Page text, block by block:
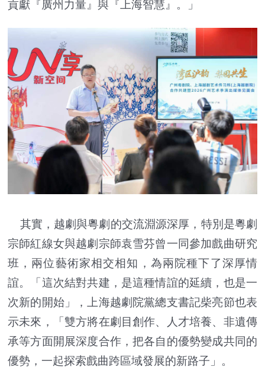
貢獻『廣州力量』與『上海智慧』。」
其實，越劇與粵劇的交流淵源深厚，特別是粵劇
宗師紅線女與越劇宗師袁雪芬曾一同參加戲曲研究
班，兩位藝術家相交相知，為兩院種下了深厚情
誼。「這次結對共建，是這種情誼的延續，也是一
次新的開始」，上海越劇院黨總支書記柴亮節也表
示未來，「雙方將在劇目創作、人才培養、非遺傳
承等方面開展深度合作，把各自的優勢變成共同的
優勢，一起探索戲曲跨區域發展的新路子」。